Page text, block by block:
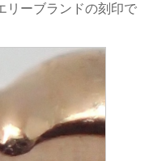
リーブランドの刻印で